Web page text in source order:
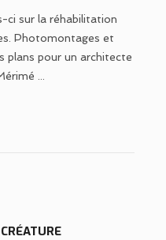
ci sur la réhabilitation
Photomontages et
plans pour un architecte
...